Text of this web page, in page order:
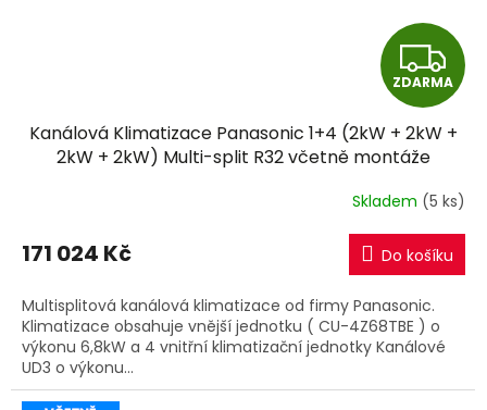
Z
D
A
R
M
A
ZDARMA
Kanálová Klimatizace Panasonic 1+4 (2kW + 2kW +
2kW + 2kW) Multi-split R32 včetně montáže
Skladem (5 ks)
171 024 Kč Do košíku
Multisplitová kanálová klimatizace od firmy Panasonic.
Klimatizace obsahuje vnější jednotku ( CU-4Z68TBE ) o
výkonu 6,8kW a 4 vnitřní klimatizační jednotky Kanálové
UD3 o výkonu...